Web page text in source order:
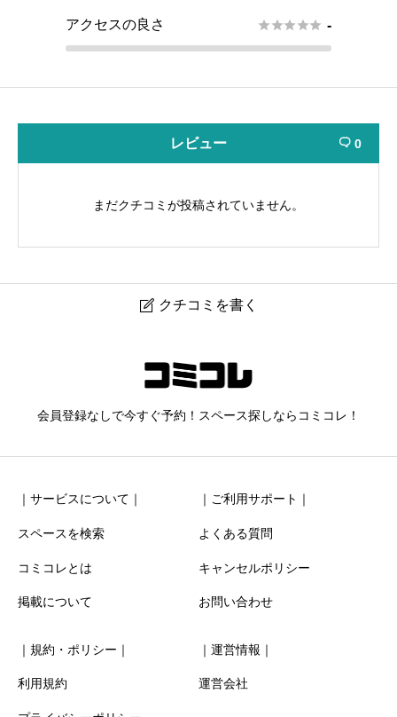
アクセスの良さ  -
レビュー  0
まだクチコミが投稿されていません。
 クチコミを書く
ニックネーム 任意
清潔感
お得感
会員登録なしで今すぐ予約！スペース探しならコミコレ！
｜サービスについて｜
スペースを検索
コミコレとは
掲載について
｜ご利用サポート｜
よくある質問
キャンセルポリシー
お問い合わせ
｜規約・ポリシー｜
利用規約
｜運営情報｜
運営会社